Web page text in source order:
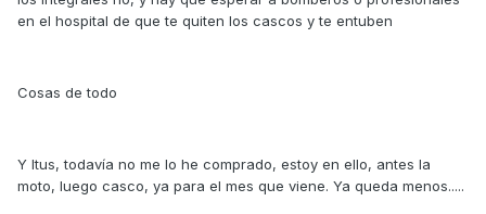
en el hospital de que te quiten los cascos y te entuben
Cosas de todo
Y Itus, todavía no me lo he comprado, estoy en ello, antes la
moto, luego casco, ya para el mes que viene. Ya queda menos.....